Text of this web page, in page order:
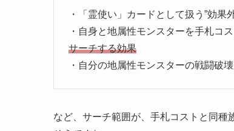
・「霊使い」カードとして扱う”効果
・自身と地属性モンスターを手札コス
サーチする効果
・自分の地属性モンスターの戦闘破
など、サーチ範囲が、手札コストと同種